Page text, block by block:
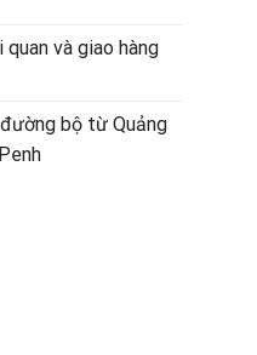
quan và giao hàng
bộ từ Quảng